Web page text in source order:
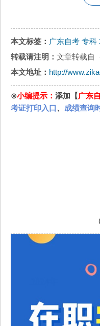
本文标签： 广东自考 专科
转载请注明： 文章转载自
本文地址： http://
⊙小编提示： 添加【广东
考证打印入口、 成绩查询